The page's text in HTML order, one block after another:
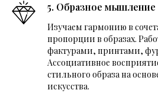
5. Образное мышление
Изучаем гармонию в
пропорции в образах.
фактурами, принтами,
Ассоциативное
стильного образа на
искусства.